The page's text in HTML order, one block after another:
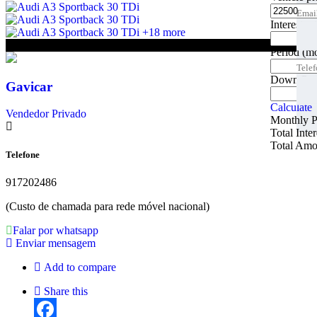
+18 more
Gavicar
Vendedor Privado
Telefone
917202486
(Custo de chamada para rede móvel nacional)
Falar por whatsapp
Enviar mensagem
Add to compare
Share this
Interest
Period
Down
Calculate
Monthly
Total
Total